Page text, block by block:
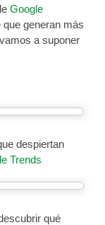
Google
generan más
a suponer
despiertan
Trends
qué